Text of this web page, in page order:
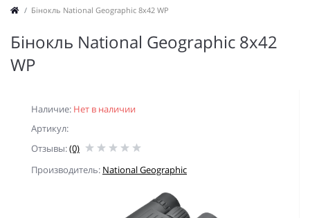
Бiнокль National Geographic 8x42 WP
Бiнокль National Geographic 8x42
WP
Наличие: Нет в наличии
Артикул:
Отзывы:(0)
Производитель: National Geographic